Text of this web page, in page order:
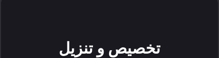
تخصيص و تنزيل